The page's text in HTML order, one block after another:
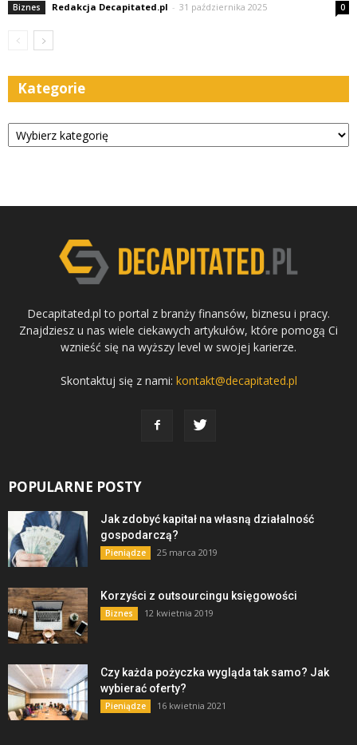
Biznes Redakcja Decapitated.pl - 31 października 2025 0
Kategorie
Kategorie
Decapitated.pl to portal z branży finansów, biznesu i pracy.
Znajdziesz u nas wiele ciekawych artykułów, które pomogą Ci
wznieść się na wyższy level w swojej karierze.
Skontaktuj się z nami: kontakt@decapitated.pl
POPULARNE POSTY
Jak zdobyć kapitał na własną działalność
gospodarczą?
Pieniądze 25 marca 2019
Korzyści z outsourcingu księgowości
Biznes 12 kwietnia 2019
Czy każda pożyczka wygląda tak samo? Jak
wybierać oferty?
Pieniądze 16 kwietnia 2021